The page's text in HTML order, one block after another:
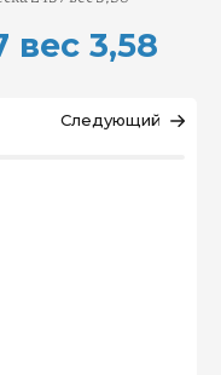
вес 3,58
Следующий